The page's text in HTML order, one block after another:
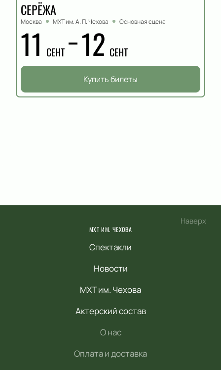
СЕРЁЖА
Москва МХТ им. А. П. Чехова Основная сцена
11 СЕНТ 12 СЕНТ
Купить билеты
Наверх
МХТ ИМ. ЧЕХОВА
Спектакли
Новости
МХТ им. Чехова
Актерский состав
О нас
Оплата и доставка